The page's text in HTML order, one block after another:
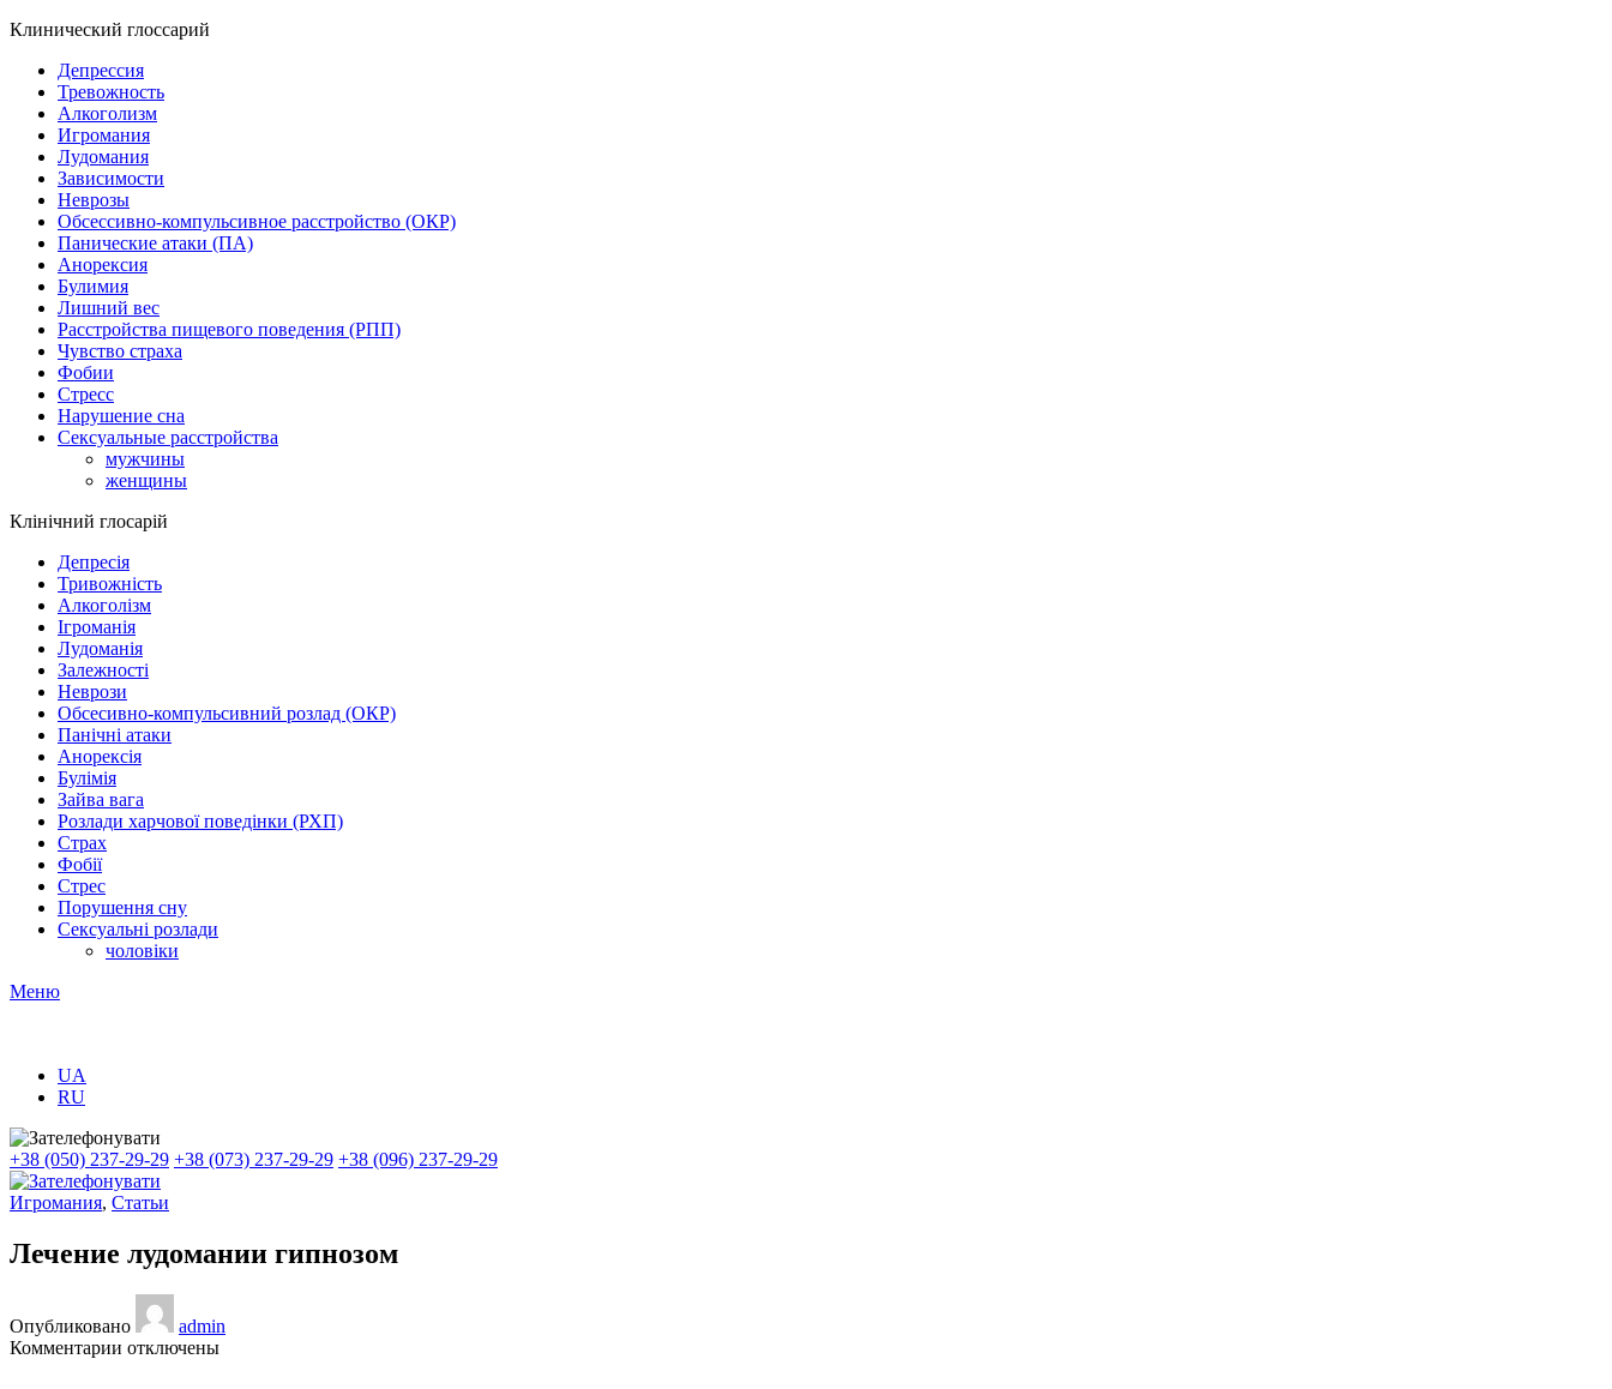
Клинический глоссарий
Депрессия
Тревожность
Алкоголизм
Игромания
Лудомания
Зависимости
Неврозы
Обсессивно-компульсивное расстройство (ОКР)
Панические атаки (ПА)
Анорексия
Булимия
Лишний вес
Расстройства пищевого поведения (РПП)
Чувство страха
Фобии
Стресс
Нарушение сна
Сексуальные расстройства
мужчины
женщины
Клінічний глосарій
Депресія
Тривожність
Алкоголізм
Ігроманія
Лудоманія
Залежності
Неврози
Обсесивно-компульсивний розлад (ОКР)
Панічні атаки
Анорексія
Булімія
Зайва вага
Розлади харчової поведінки (РХП)
Страх
Фобії
Стрес
Порушення сну
Сексуальні розлади
чоловіки
Меню
UA
RU
+38 (050) 237-29-29 +38 (073) 237-29-29 +38 (096) 237-29-29
Игромания, Статьи
Лечение лудомании гипнозом
Опубликовано
admin
Комментарии котключены